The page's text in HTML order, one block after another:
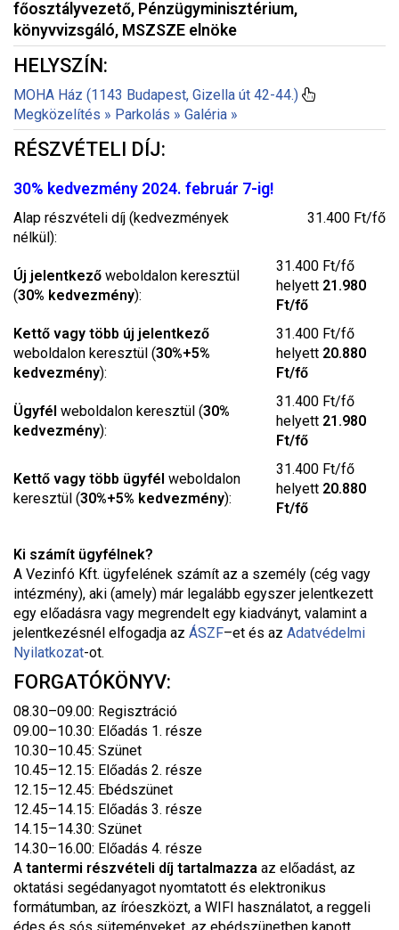
főosztályvezető, Pénzügyminisztérium,
könyvvizsgáló, MSZSZE elnöke
HELYSZÍN:
MOHA Ház (1143 Budapest, Gizella út 42-44.)
Megközelítés » Parkolás » Galéria »
RÉSZVÉTELI DÍJ:
30% kedvezmény 2024. február 7-ig!
Alap részvételi díj (kedvezmények
nélkül):
31.400 Ft/fő
Új jelentkező weboldalon keresztül
(30% kedvezmény):
31.400 Ft/fő
helyett 21.980
Ft/fő
Kettő vagy több új jelentkező
weboldalon keresztül (30%+5%
kedvezmény):
31.400 Ft/fő
helyett 20.880
Ft/fő
Ügyfél weboldalon keresztül (30%
kedvezmény):
31.400 Ft/fő
helyett 21.980
Ft/fő
Kettő vagy több ügyfél weboldalon
keresztül (30%+5% kedvezmény):
31.400 Ft/fő
helyett 20.880
Ft/fő
Ki számít ügyfélnek?
A Vezinfó Kft. ügyfelének számít az a személy (cég vagy
intézmény), aki (amely) már legalább egyszer jelentkezett
egy előadásra vagy megrendelt egy kiadványt, valamint a
jelentkezésnél elfogadja az ÁSZF–et és az Adatvédelmi
Nyilatkozat-ot.
FORGATÓKÖNYV:
08.30–09.00: Regisztráció
09.00–10.30: Előadás 1. része
10.30–10.45: Szünet
10.45–12.15: Előadás 2. része
12.15–12.45: Ebédszünet
12.45–14.15: Előadás 3. része
14.15–14.30: Szünet
14.30–16.00: Előadás 4. része
A tantermi részvételi díj tartalmazza az előadást, az
oktatási segédanyagot nyomtatott és elektronikus
formátumban, az íróeszközt, a WIFI használatot, a reggeli